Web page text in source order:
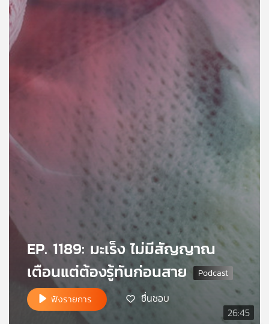
บทความ
เกี่ยว
กับ
ข่าย
วิทยุ
26:45
EP. 1189: มะเร็ง ไม่มีสัญญาณ
เตือนแต่ต้องรู้ทันก่อนสาย
ฟังรายการ ชื่นชอบ